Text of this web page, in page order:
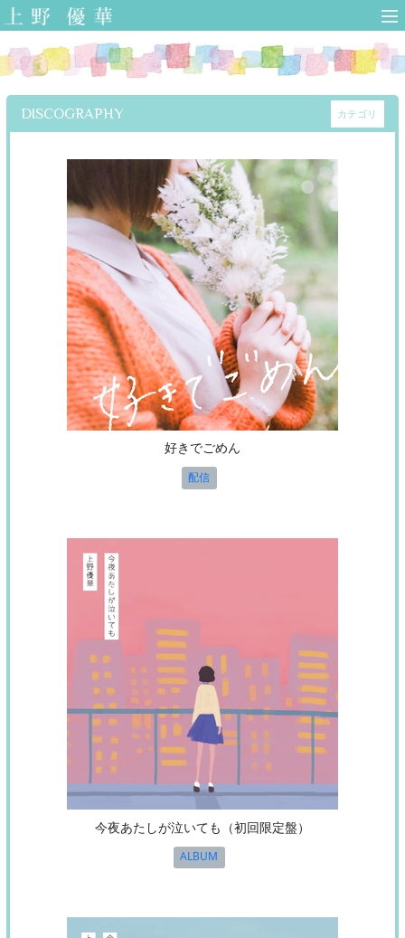
上野優華 オフィ
シャルサイト-
Yuuka Ueno
Official Web Site-
DISCOGRAPHY カテゴリ
好きでごめん
配信
今夜あたしが泣いても（初回限定盤）
ALBUM